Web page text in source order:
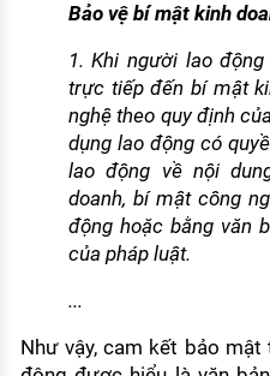
Bảo vệ bí mật kinh
1. Khi người lao
trực tiếp đến bí mật
nghệ theo quy định
dụng lao động có
lao động về nội
doanh, bí mật công
động hoặc bằng văn
của pháp luật.
...
Như vậy, cam kết bảo